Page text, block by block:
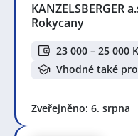
KANZELSBERGER
Rokycany
23 000 – 25 000
Vhodné také
Zveřejněno: 6. srpna